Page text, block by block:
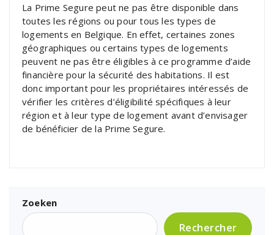
La Prime Segure peut ne pas être disponible dans
toutes les régions ou pour tous les types de
logements en Belgique. En effet, certaines zones
géographiques ou certains types de logements
peuvent ne pas être éligibles à ce programme d’aide
financière pour la sécurité des habitations. Il est
donc important pour les propriétaires intéressés de
vérifier les critères d’éligibilité spécifiques à leur
région et à leur type de logement avant d’envisager
de bénéficier de la Prime Segure.
Zoeken
Rechercher